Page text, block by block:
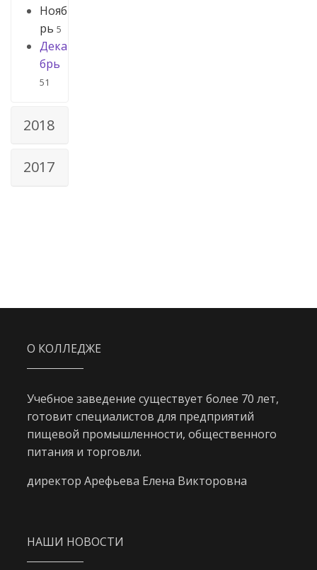
Нояб
рь 5
Дека
брь
51
2018
2017
О КОЛЛЕДЖЕ
Учебное заведение существует более 70 лет,
готовит специалистов для предприятий
пищевой промышленности, общественного
питания и торговли.
директор Арефьева Елена Викторовна
НАШИ НОВОСТИ